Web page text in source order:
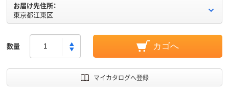
お届け先住所：
東京都江東区
数量 カゴへ
マイカタログへ登録